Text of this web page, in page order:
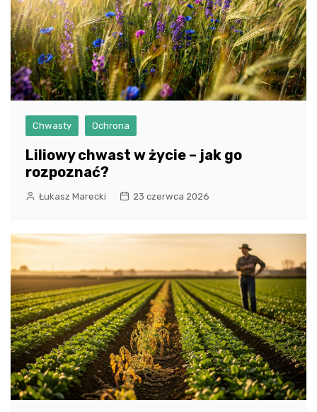
Chwasty Ochrona
Liliowy chwast w życie – jak go
rozpoznać?
Łukasz Marecki 23 czerwca 2026